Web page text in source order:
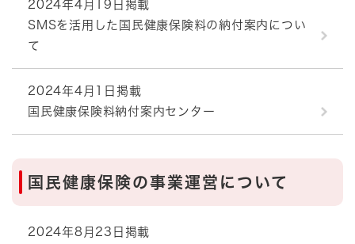
2024年4月19日掲載
SMSを活用した国民健康保険料の納付案内につい
て
2024年4月1日掲載
国民健康保険料納付案内センター
国民健康保険の事業運営について
2024年8月23日掲載